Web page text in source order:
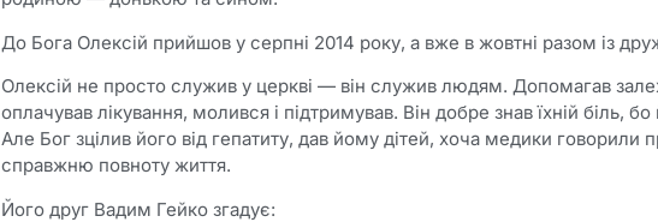
До Бога Олексій прийшов у серпні 2014 року, а вже в жовтні разом із
Олексій не просто служив у церкві — він служив людям. Допомагав
оплачував лікування, молився і підтримував. Він добре знав їхній біль,
Але Бог зцілив його від гепатиту, дав йому дітей, хоча медики говорили
справжню повноту життя.
Його друг Вадим Гейко згадує: